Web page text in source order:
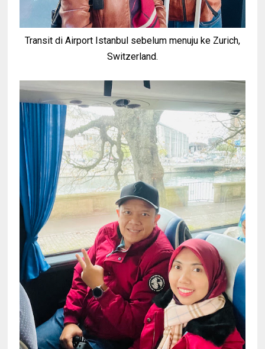
Transit di Airport Istanbul sebelum menuju ke Zurich,
Switzerland.